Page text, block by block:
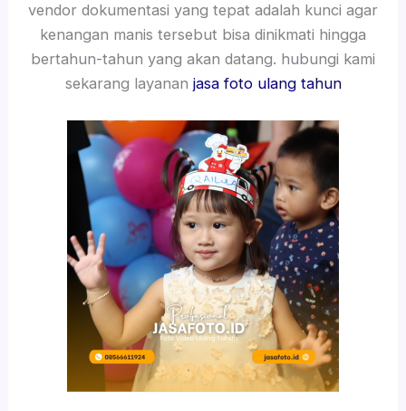
vendor dokumentasi yang tepat adalah kunci agar
kenangan manis tersebut bisa dinikmati hingga
bertahun-tahun yang akan datang. hubungi kami
sekarang layanan jasa foto ulang tahun